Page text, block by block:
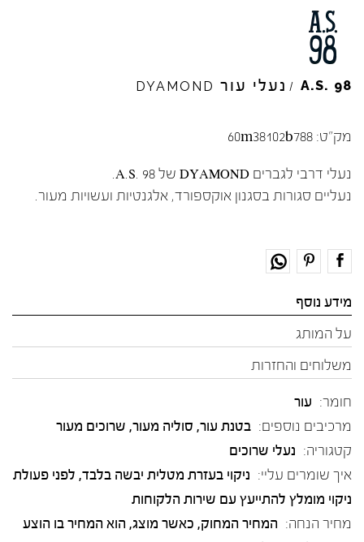
A.S. 98
/ נעלי עור DYAMOND
מק"ט: 60m38102b788
נעלי דרבי לגברים DYAMOND של A.S. 98.
נעליים סגורות בסגנון אוקספורד, אלגנטיות ועשויות מעור.
מידע נוסף
על המותג
משלוחים והחזרות
חומר: עור
מרכיבים נוספים: בטנת עור, סוליה מעור, שרוכים מעור
קטגוריה: נעלי שרוכים
איך שומרים עליי: ניקוי בעזרת מטלית יבשה בלבד, לפני פעולת
ניקוי מומלץ להתייעץ עם שירות הלקוחות
מחיר הנחה: המחיר המחוק, כאשר מוצג, הוא המחיר בו הוצע